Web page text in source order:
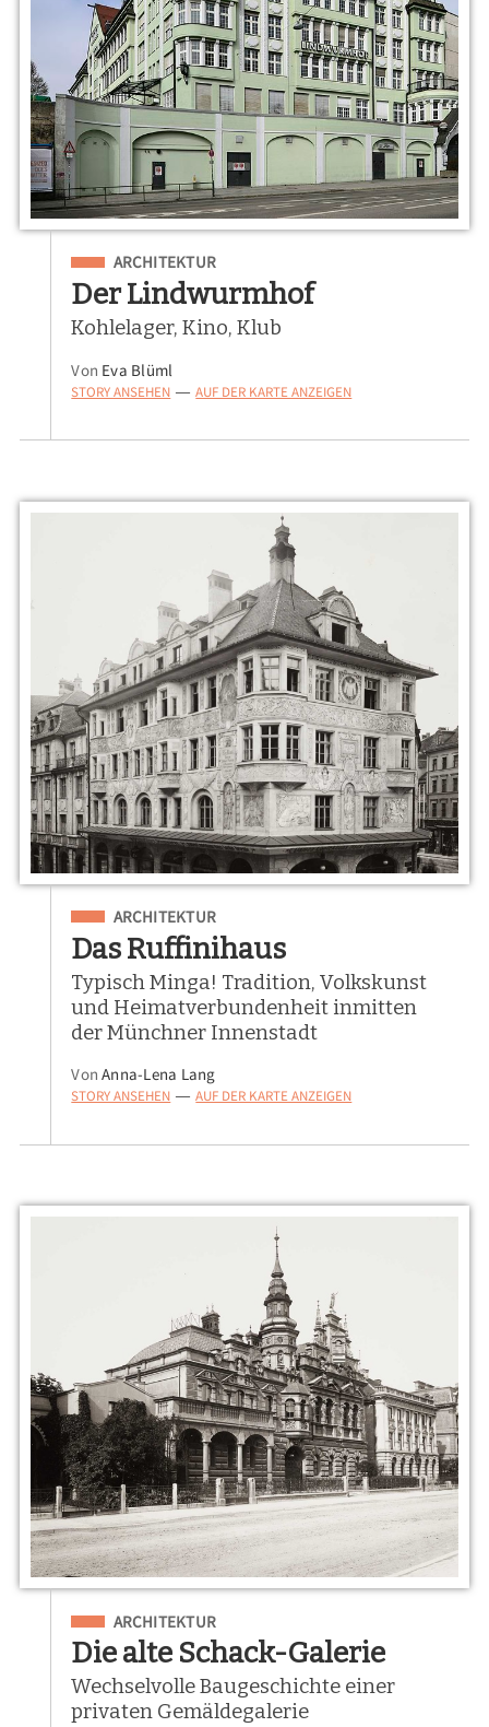
Eingeordnet unter
ARCHITEKTUR
Der Lindwurmhof
Kohlelager, Kino, Klub
Von Eva Blüml
STORY ANSEHEN — AUF DER KARTE ANZEIGEN
Eingeordnet unter
ARCHITEKTUR
Das Ruffinihaus
Typisch Minga! Tradition, Volkskunst
und Heimatverbundenheit inmitten
der Münchner Innenstadt
VonAnna-Lena Lang
STORY ANSEHEN — AUF DER KARTE ANZEIGEN
Eingeordnet unter
ARCHITEKTUR
Die alte Schack-Galerie
Wechselvolle Baugeschichte einer
privaten Gemäldegalerie